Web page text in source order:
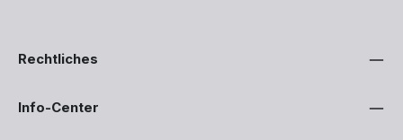
Rechtliches
Info-Center